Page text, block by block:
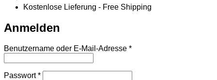
Kostenlose Lieferung - Free Shipping
Anmelden
Benutzername oder E-Mail-Adresse *Erforderlich
Passwort*Erforderlich